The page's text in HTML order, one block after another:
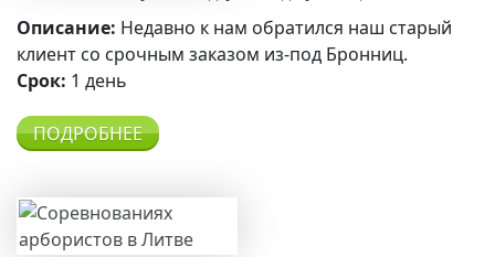
Описание: Недавно к нам обратился наш старый
клиент со срочным заказом из-под Бронниц.
Срок: 1 день
ПОДРОБНЕЕ